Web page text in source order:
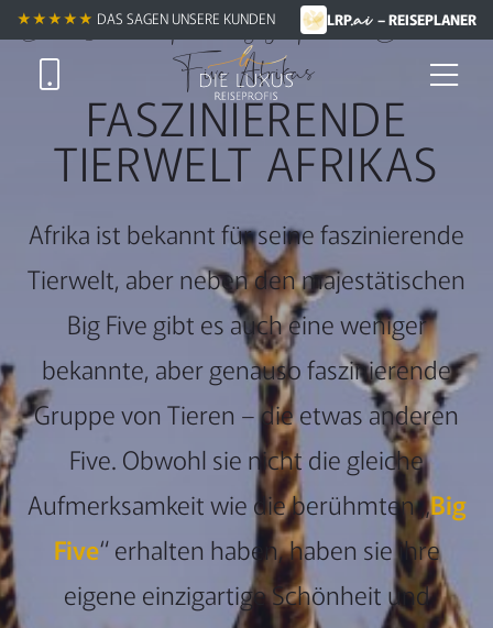
★★★★★ DAS SAGEN UNSERE KUNDEN LRP.ai – REISEPLANER
Die Small Five, Ugly Five & Beautiful
Five Afrikas
FASZINIERENDE
TIERWELT AFRIKAS
Afrika ist bekannt für seine faszinierende
Tierwelt, aber neben den majestätischen
Big Five gibt es auch eine weniger
bekannte, aber genauso faszinierende
Gruppe von Tieren – die etwas anderen
Five. Obwohl sie nicht die gleiche
Aufmerksamkeit wie die berühmten „Big
Five“ erhalten haben, haben sie ihre
eigene einzigartige Schönheit und